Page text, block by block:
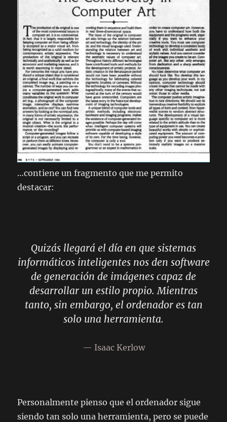
…contiene un fragmento que me permito
destacar:
Quizás llegará el día en que sistemas
informáticos inteligentes nos den software
de generación de imágenes capaz de
desarrollar un estilo propio. Mientras
tanto, sin embargo, el ordenador es tan
solo una herramienta.
Isaac Kerlow
Personalmente pienso que el ordenador sigue
siendo tan solo una herramienta, pero se puede